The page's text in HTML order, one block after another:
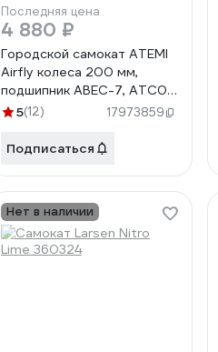
Последняя цена
4 880 ₽
Городской самокат ATEMI
Airfly колеса 200 мм,
подшипник ABEC-7, ATC09
00-00006929
5(12) 17973859
Подписаться
Нет в наличии